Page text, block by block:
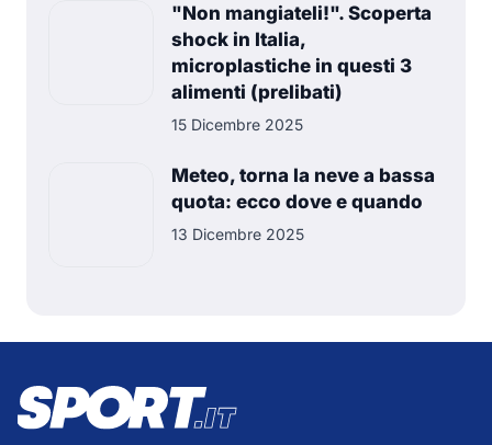
"Non mangiateli!". Scoperta
shock in Italia,
microplastiche in questi 3
alimenti (prelibati)
15 Dicembre 2025
Meteo, torna la neve a bassa
quota: ecco dove e quando
13 Dicembre 2025